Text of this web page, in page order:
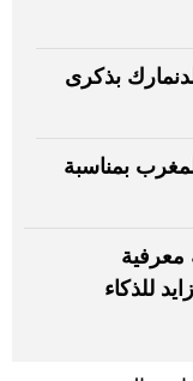
بذكرى
بمناسبة
للذكاء